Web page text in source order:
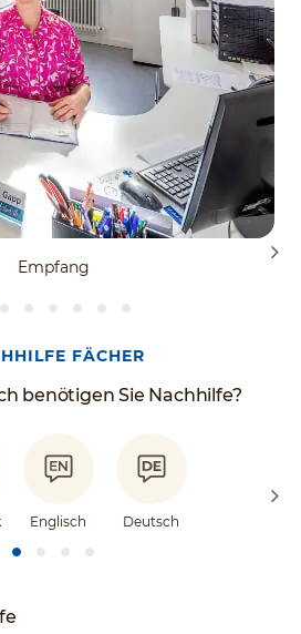
Empfang
FÄCHER
benötigen Sie Nachhilfe?
Englisch Deutsch